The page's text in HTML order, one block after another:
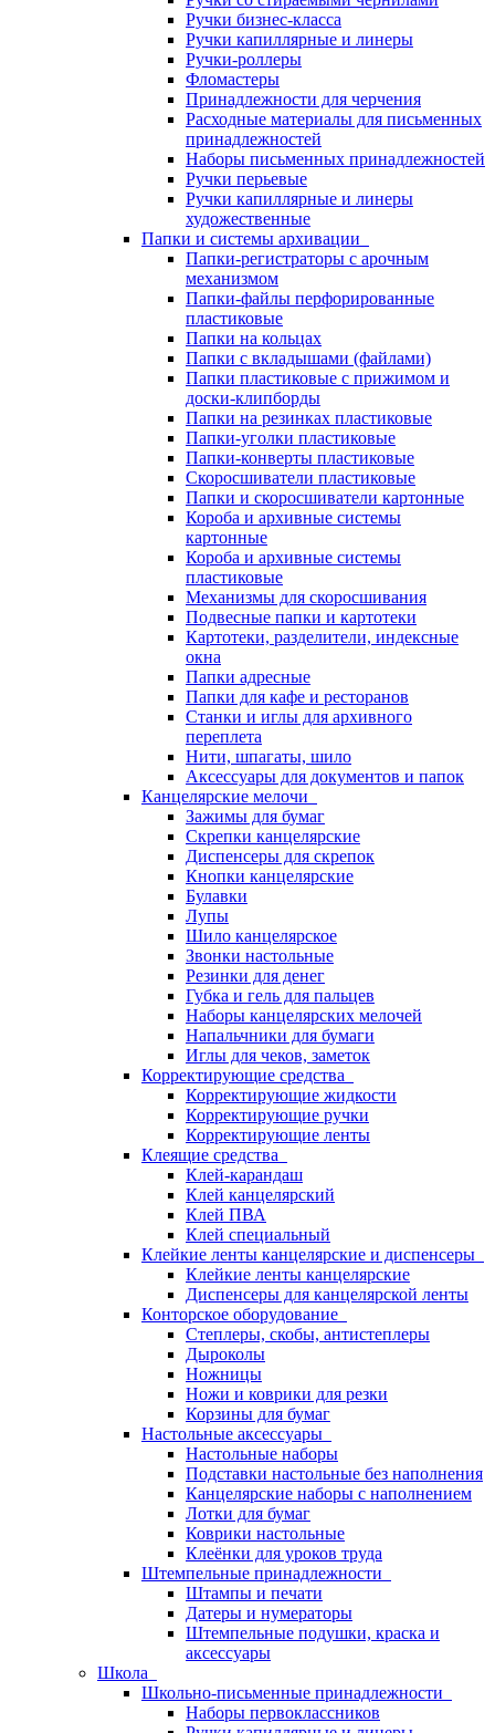
Ручки бизнес-класса
Ручки капиллярные и линеры
Ручки-роллеры
Фломастеры
Принадлежности для черчения
Расходные материалы для письменных
принадлежностей
Наборы письменных принадлежностей
Ручки перьевые
Ручки капиллярные и линеры
художественные
Папки и системы архивации
Папки-регистраторы с арочным
механизмом
Папки-файлы перфорированные
пластиковые
Папки на кольцах
Папки с вкладышами (файлами)
Папки пластиковые с прижимом и
доски-клипборды
Папки на резинках пластиковые
Папки-уголки пластиковые
Папки-конверты пластиковые
Скоросшиватели пластиковые
Папки и скоросшиватели картонные
Короба и архивные системы
картонные
Короба и архивные системы
пластиковые
Механизмы для скоросшивания
Подвесные папки и картотеки
Картотеки, разделители, индексные
окна
Папки адресные
Папки для кафе и ресторанов
Станки и иглы для архивного
переплета
Нити, шпагаты, шило
Аксессуары для документов и папок
Канцелярские мелочи
Зажимы для бумаг
Скрепки канцелярские
Диспенсеры для скрепок
Кнопки канцелярские
Булавки
Лупы
Шило канцелярское
Звонки настольные
Резинки для денег
Губка и гель для пальцев
Наборы канцелярских мелочей
Напальчники для бумаги
Иглы для чеков, заметок
Корректирующие средства
Корректирующие жидкости
Корректирующие ручки
Корректирующие ленты
Клеящие средства
Клей-карандаш
Клей канцелярский
Клей ПВА
Клей специальный
Клейкие ленты канцелярские и диспенсеры
Клейкие ленты канцелярские
Диспенсеры для канцелярской ленты
Конторское оборудование
Степлеры, скобы, антистеплеры
Дыроколы
Ножницы
Ножи и коврики для резки
Корзины для бумаг
Настольные аксессуары
Настольные наборы
Подставки настольные без наполнения
Канцелярские наборы с наполнением
Лотки для бумаг
Коврики настольные
Клеёнки для уроков труда
Штемпельные принадлежности
Штампы и печати
Датеры и нумераторы
Штемпельные подушки, краска и
аксессуары
Школа
Школьно-письменные принадлежности
Наборы первоклассников